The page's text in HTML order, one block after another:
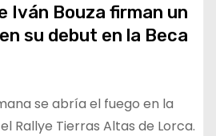
Iván Bouza firman un
su debut en la Beca
se abría el fuego en la
Rallye Tierras Altas de Lorca.